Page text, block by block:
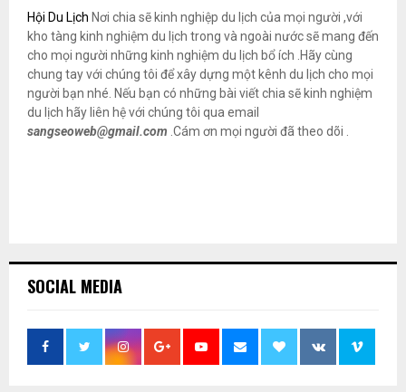
Hội Du Lịch Nơi chia sẽ kinh nghiệp du lịch của mọi người ,với
kho tàng kinh nghiệm du lịch trong và ngoài nước sẽ mang đến
cho mọi người những kinh nghiệm du lịch bổ ích .Hãy cùng
chung tay với chúng tôi để xây dựng một kênh du lịch cho mọi
người bạn nhé. Nếu bạn có những bài viết chia sẽ kinh nghiệm
du lịch hãy liên hệ với chúng tôi qua email
sangseoweb@gmail.com .Cám ơn mọi người đã theo dõi .
SOCIAL MEDIA